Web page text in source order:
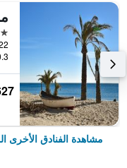
4 نجوم
0.3 كيلومتر
مشاهدة الفنادق الأخرى